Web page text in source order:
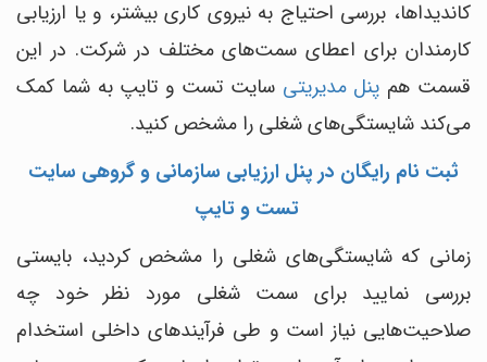
کاندیداها، بررسی احتیاج به نیروی کاری بیشتر، و یا ارزیابی
کارمندان برای اعطای سمت‌های مختلف در شرکت. در این
قسمت هم پنل مدیریتی سایت تست و تایپ به شما کمک
می‌کند شایستگی‌های شغلی را مشخص کنید.
ثبت نام رایگان در پنل ارزیابی سازمانی و گروهی سایت
تست و تایپ
زمانی که شایستگی‌های شغلی را مشخص کردید، بایستی
بررسی نمایید برای سمت شغلی مورد نظر خود چه
صلاحیت‌هایی نیاز است و طی فرآیندهای داخلی استخدام